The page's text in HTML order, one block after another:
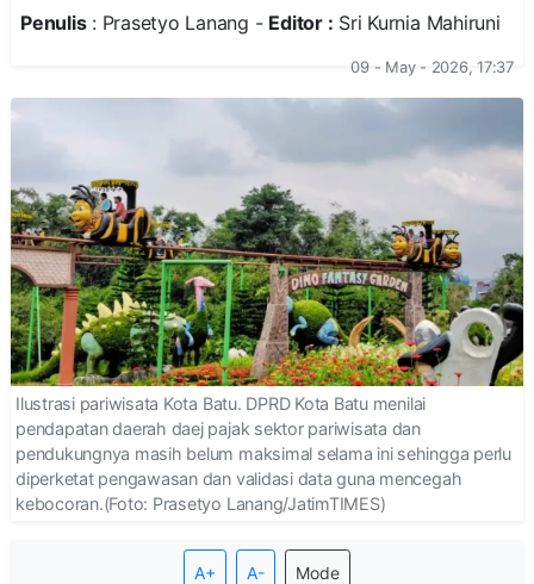
Penulis: Prasetyo Lanang - Editor : Sri Kurnia Mahiruni
09 - May - 2026, 17:37
Ilustrasi pariwisata Kota Batu. DPRD Kota Batu menilai
pendapatan daerah daej pajak sektor pariwisata dan
pendukungnya masih belum maksimal selama ini sehingga perlu
diperketat pengawasan dan validasi data guna mencegah
kebocoran.(Foto: Prasetyo Lanang/JatimTIMES)
A+ A- Mode